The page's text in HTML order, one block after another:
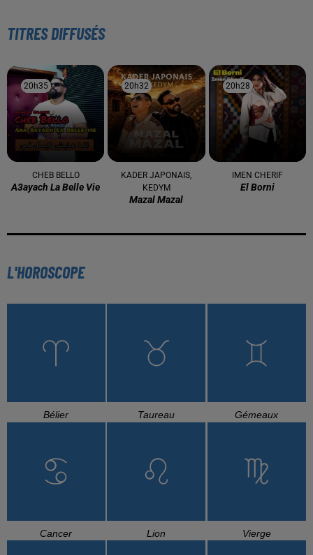
TITRES DIFFUSÉS
20h35
20h35
CHEB BELLO
A3ayach La Belle Vie
20h32
20h32
KADER JAPONAIS,
KEDYM
Mazal Mazal
20h28
20h28
IMEN CHERIF
El Borni
L'HOROSCOPE
Bélier Taureau Gémeaux
Cancer Lion Vierge